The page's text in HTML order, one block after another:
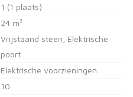
1 (1 plaats)
24 m²
Vrijstaand steen, Elektrische
poort
Elektrische voorzieningen
10